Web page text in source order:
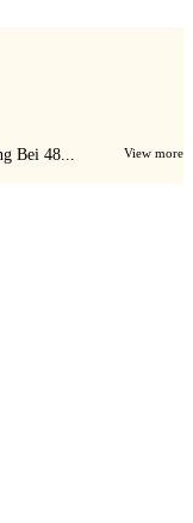
Bei 48... View more